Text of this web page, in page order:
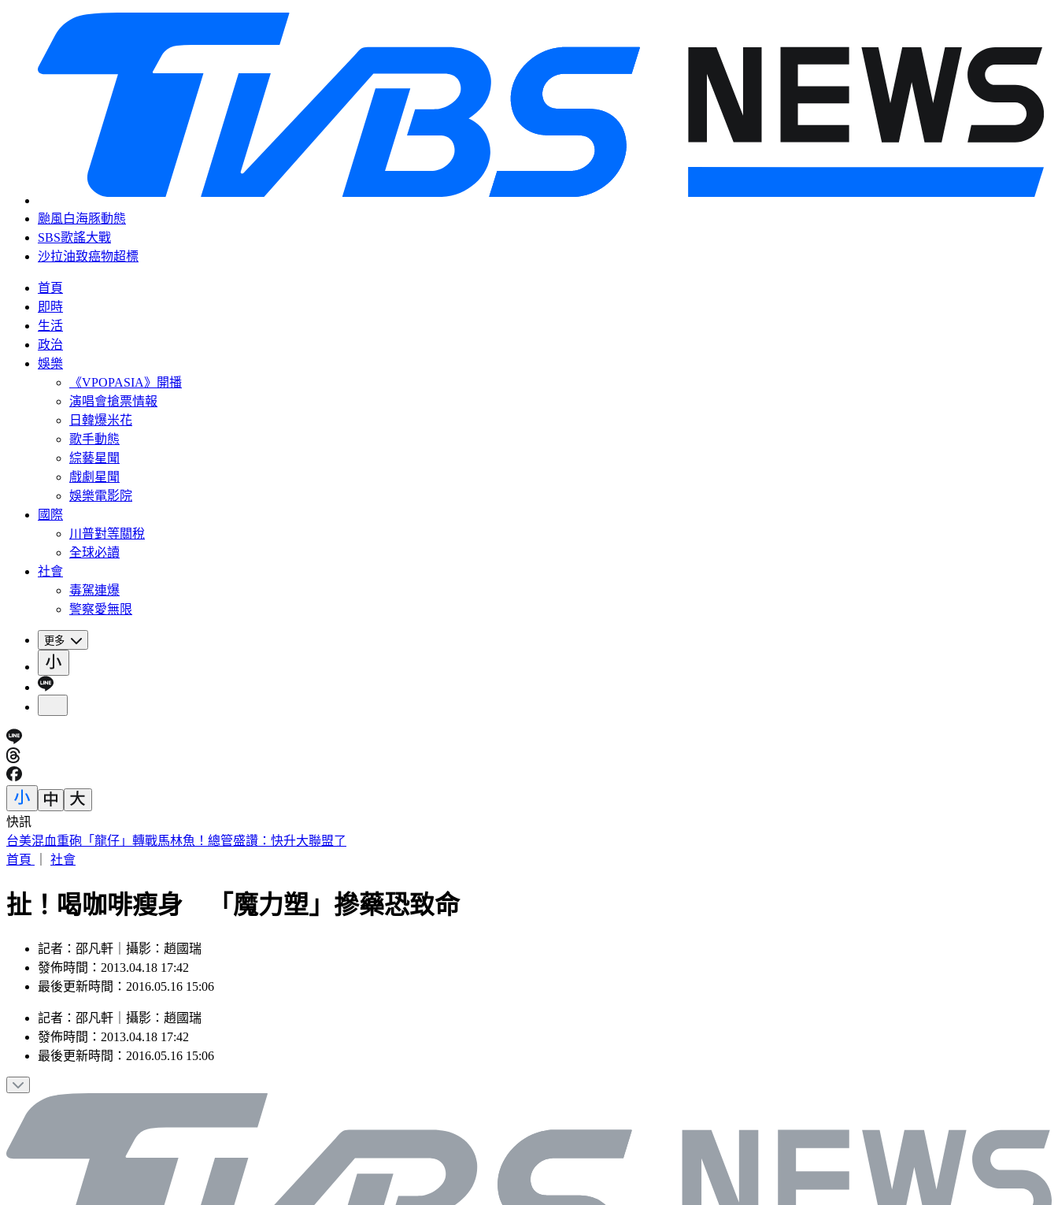
颱風白海豚動態
SBS歌謠大戰
沙拉油致癌物超標
首頁
即時
生活
政治
娛樂
《VPOPASIA》開播
演唱會搶票情報
日韓爆米花
歌手動態
綜藝星聞
戲劇星聞
娛樂電影院
國際
川普對等關稅
全球必讀
社會
毒駕連爆
警察愛無限
更多
快訊
白海豚颱風今明離台最近「緊貼北台灣」掃過 專家：嚴防巨浪豪雨
首頁
社會
扯！喝咖啡瘦身 「魔力塑」摻藥恐致命
記者：邵凡軒｜攝影：趙國瑞
發佈時間：2013.04.18 17:42
最後更新時間：2016.05.16 15:06
記者 ： 邵凡軒 攝影 ： 趙國瑞
發佈時間： 2013.04.18 17:42
最後更新時間： 2016.05.16 15:06